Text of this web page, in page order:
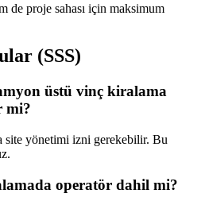
de proje sahası için maksimum
(SSS)
üstü vinç kiralama
mi?
site yönetimi izni gerekebilir. Bu
operatör dahil mi?